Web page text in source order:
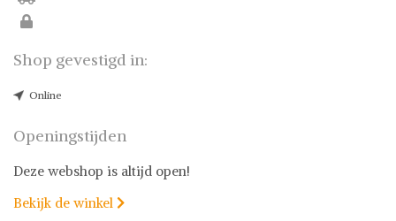
Shop gevestigd in:
Online
Openingstijden
Deze webshop is altijd open!
Bekijk de winkel 